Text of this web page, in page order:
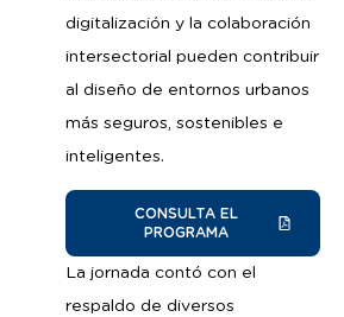
digitalización y la colaboración
intersectorial pueden contribuir
al diseño de entornos urbanos
más seguros, sostenibles e
inteligentes.
CONSULTA EL
PROGRAMA
La jornada contó con el
respaldo de diversos